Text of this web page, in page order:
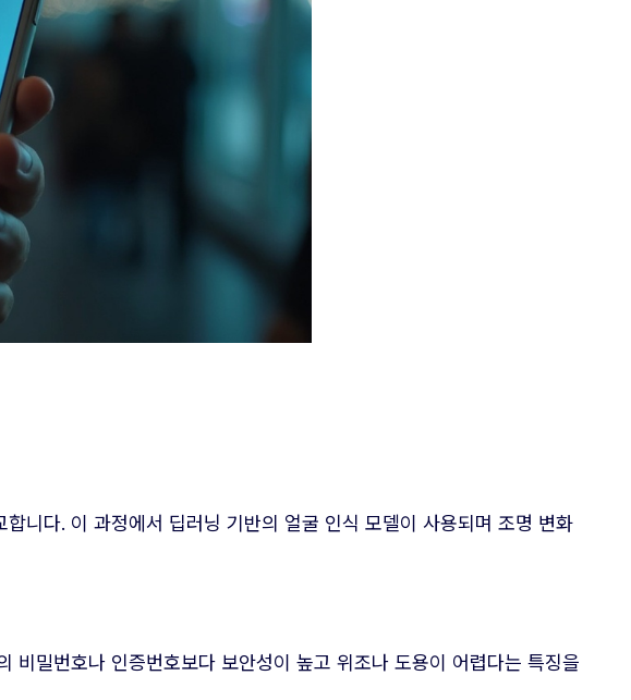
니다. 이 과정에서 딥러닝 기반의 얼굴 인식 모델이 사용되며 조명 변화
밀번호나 인증번호보다 보안성이 높고 위조나 도용이 어렵다는 특징을